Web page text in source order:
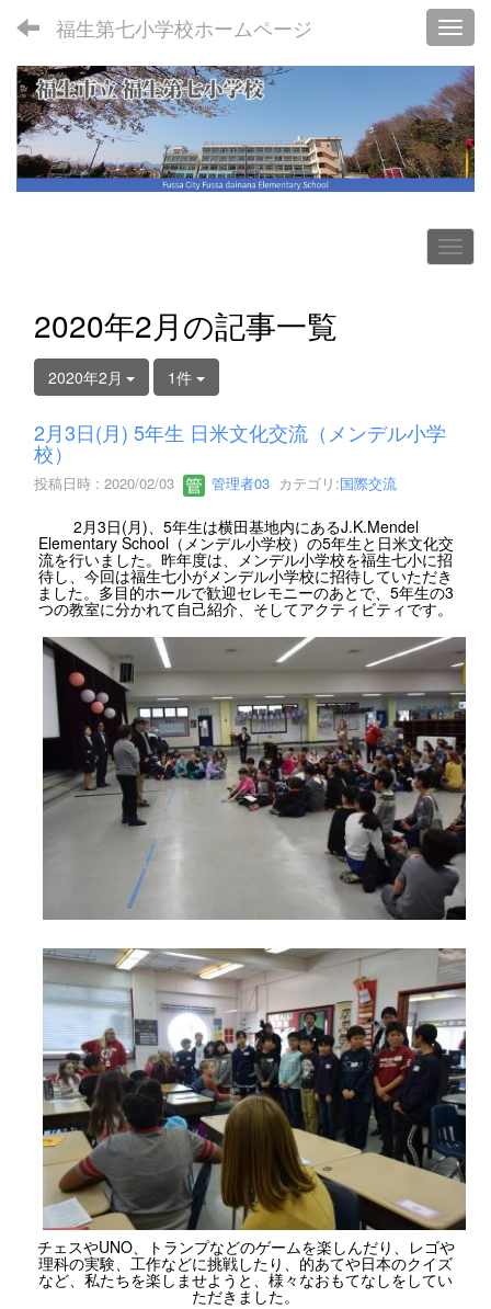
福生第七小学校ホームページ
2020年2月の記事一覧
2020年2月 1件
2月3日(月) 5年生 日米文化交流（メンデル小学
校）
投稿日時 : 2020/02/03 管理者03 カテゴリ:国際交流
2月3日(月)、5年生は横田基地内にあるJ.K.Mendel
Elementary School（メンデル小学校）の5年生と日米文化交
流を行いました。昨年度は、メンデル小学校を福生七小に招
待し、今回は福生七小がメンデル小学校に招待していただき
ました。多目的ホールで歓迎セレモニーのあとで、5年生の3
つの教室に分かれて自己紹介、そしてアクティビティです。
チェスやUNO、トランプなどのゲームを楽しんだり、レゴや
理科の実験、工作などに挑戦したり、的あてや日本のクイズ
など、私たちを楽しませようと、様々なおもてなしをしてい
ただきました。